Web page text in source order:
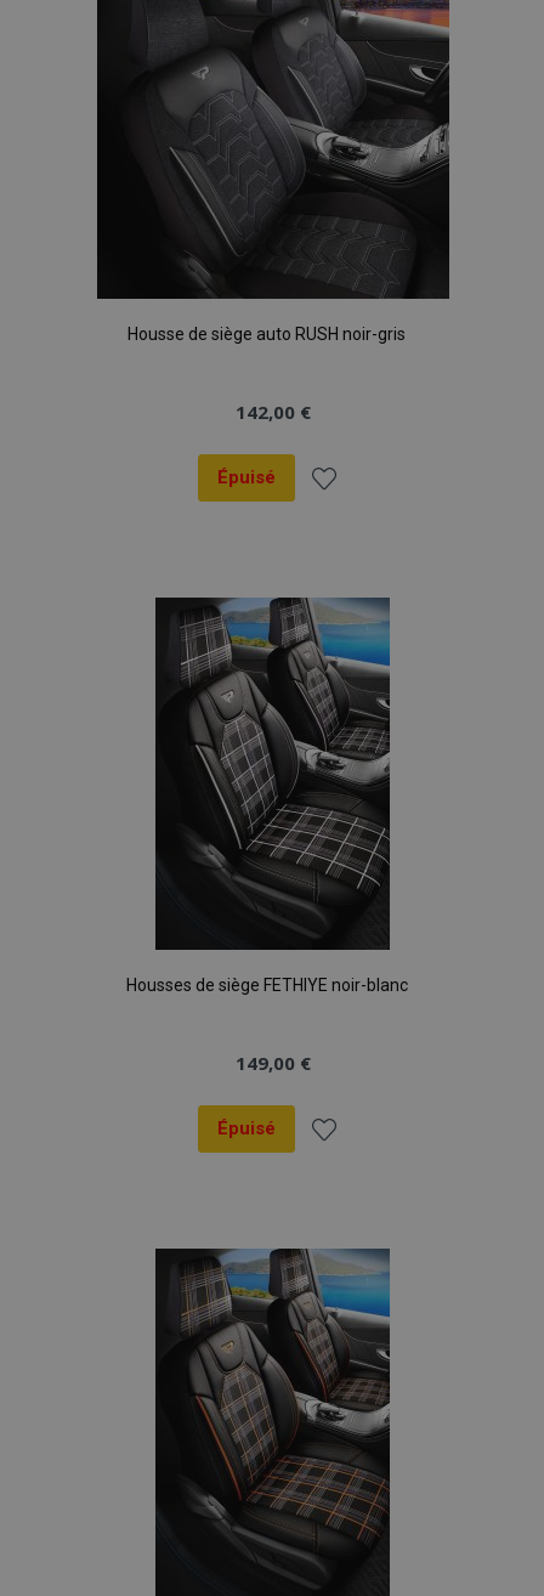
d'achats
Housse de siège auto RUSH noir-gris
142,00 €
Épuisé
liste
d'achats
Housses de siège FETHIYE noir-blanc
149,00 €
Épuisé
liste
d'achats